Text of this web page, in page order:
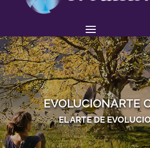
EVOLUCIONARTE
EL ARTE DE